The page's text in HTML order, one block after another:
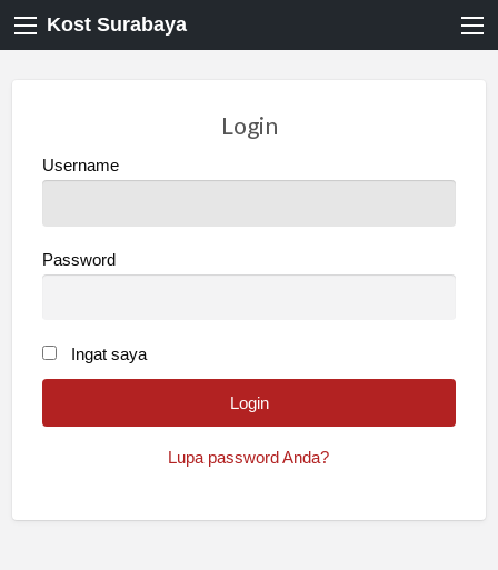
Kost Surabaya
Login
Username
Password
Ingat saya
Lupa password Anda?